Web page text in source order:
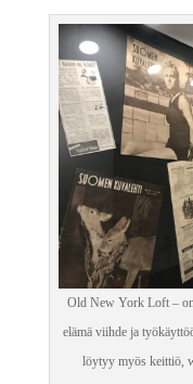
Old New York Loft –
elämä viihde ja
löytyy myös keittiö,